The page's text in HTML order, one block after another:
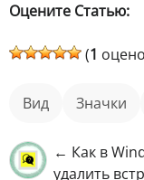
Оцените Статью:
(1
вид значки
← Как в
удалить